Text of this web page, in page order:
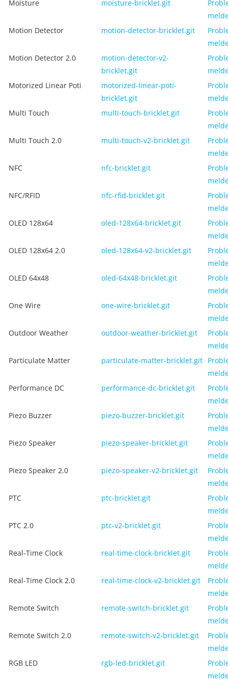
Moisture moisture-bricklet.git
Motion Detector
motion-detector-bricklet.git
Motion Detector 2.0
motion-detector-v2-
bricklet.git
Motorized Linear Poti
motorized-linear-poti-
bricklet.git
Multi Touch
multi-touch-bricklet.git
Multi Touch 2.0
multi-touch-v2-bricklet.git
NFC
nfc-bricklet.git
NFC/RFID
nfc-rfid-bricklet.git
OLED 128x64
oled-128x64-bricklet.git
OLED 128x64 2.0
oled-128x64-v2-bricklet.git
OLED 64x48
oled-64x48-bricklet.git
One Wire
one-wire-bricklet.git
Outdoor Weather
outdoor-weather-bricklet.git
Particulate Matter
particulate-matter-bricklet.git
Performance DC
performance-dc-bricklet.git
Piezo Buzzer
piezo-buzzer-bricklet.git
Piezo Speaker
piezo-speaker-bricklet.git
Piezo Speaker 2.0
piezo-speaker-v2-bricklet.git
PTC
ptc-bricklet.git
PTC 2.0
ptc-v2-bricklet.git
Real-Time Clock
real-time-clock-bricklet.git
Real-Time Clock 2.0
real-time-clock-v2-bricklet.git
Remote Switch
remote-switch-bricklet.git
Remote Switch 2.0
remote-switch-v2-bricklet.git
RGB LED
rgb-led-bricklet.git